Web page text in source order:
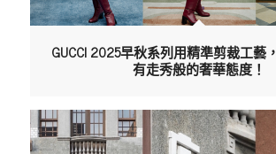
GUCCI 2025早秋系列用精準剪裁工藝
有走秀般的奢華態度！